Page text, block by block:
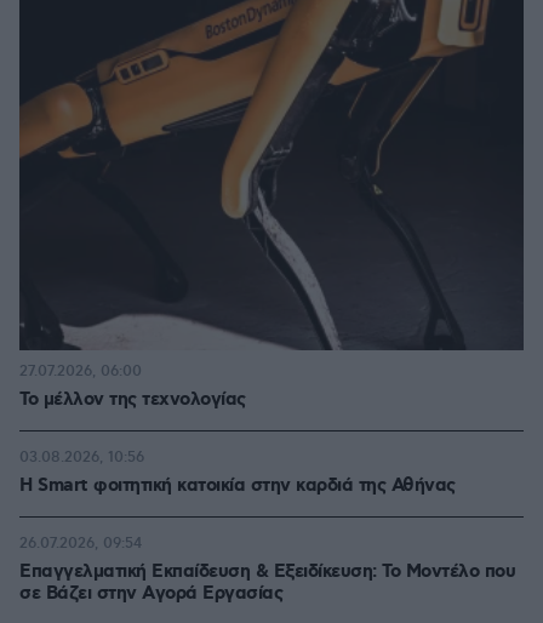
Το μέλλον της τεχνολογίας
27.07.2026, 06:00
Η Smart φοιτητική κατοικία στην καρδιά της Αθήνας
03.08.2026, 10:56
Επαγγελματική Εκπαίδευση & Εξειδίκευση: Το Mοντέλο που
σε Bάζει στην Aγορά Eργασίας
26.07.2026, 09:54